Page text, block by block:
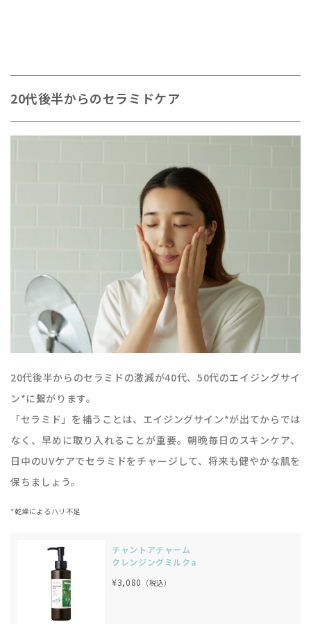
20代後半からのセラミドケア
20代後半からのセラミドの激減が40代、50代のエイジングサイ
ン*に繋がります。
「セラミド」を補うことは、エイジングサイン*が出てからでは
なく、早めに取り入れることが重要。朝晩毎日のスキンケア、
日中のUVケアでセラミドをチャージして、将来も健やかな肌を
保ちましょう。
*乾燥によるハリ不足
チャントアチャーム
クレンジングミルクa
¥3,080 （税込）